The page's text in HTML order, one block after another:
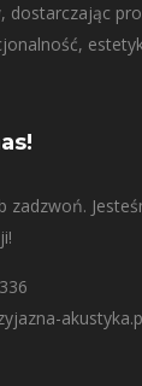
dostarczając
zadzwoń.